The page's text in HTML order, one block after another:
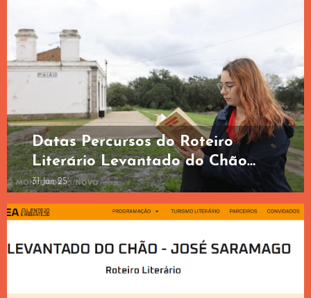
2 de novembro
2024
Datas Percursos do Roteiro
Literário Levantado do Chão
2025
31 Jan 25'